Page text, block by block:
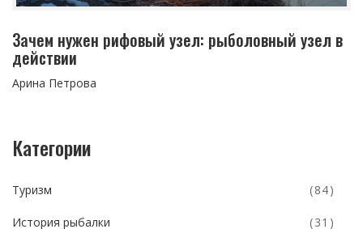
Зачем нужен рифовый узел: рыболовный узел в
действии
Арина Петрова
Категории
Туризм (84)
История рыбалки (31)